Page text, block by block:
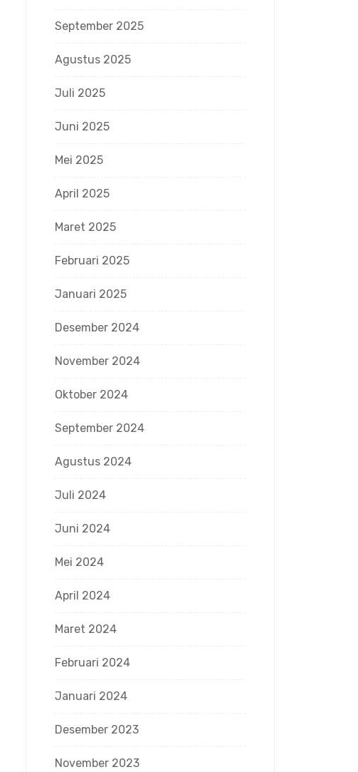
September 2025
Agustus 2025
Juli 2025
Juni 2025
Mei 2025
April 2025
Maret 2025
Februari 2025
Januari 2025
Desember 2024
November 2024
Oktober 2024
September 2024
Agustus 2024
Juli 2024
Juni 2024
Mei 2024
April 2024
Maret 2024
Februari 2024
Januari 2024
Desember 2023
November 2023